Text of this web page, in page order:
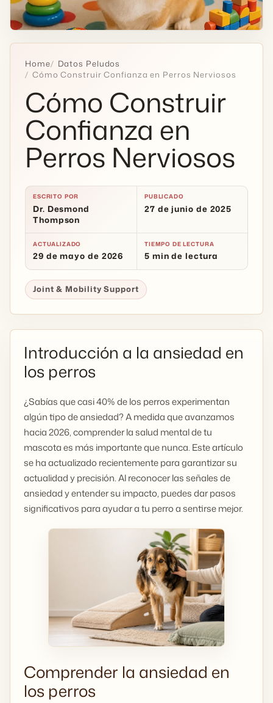
Home
Datos Peludos
Cómo Construir Confianza en Perros Nerviosos
Cómo Construir
Confianza en
Perros Nerviosos
ESCRITO POR
Dr. Desmond
Thompson
PUBLICADO
27 de junio de 2025
ACTUALIZADO
29 de mayo de 2026
TIEMPO DE LECTURA
5 min de lectura
Joint & Mobility Support
Introducción a la ansiedad en
los perros
¿Sabías que casi 40% de los perros experimentan
algún tipo de ansiedad? A medida que avanzamos
hacia 2026, comprender la salud mental de tu
mascota es más importante que nunca. Este artículo
se ha actualizado recientemente para garantizar su
actualidad y precisión. Al reconocer las señales de
ansiedad y entender su impacto, puedes dar pasos
significativos para ayudar a tu perro a sentirse mejor.
Comprender la ansiedad en
los perros